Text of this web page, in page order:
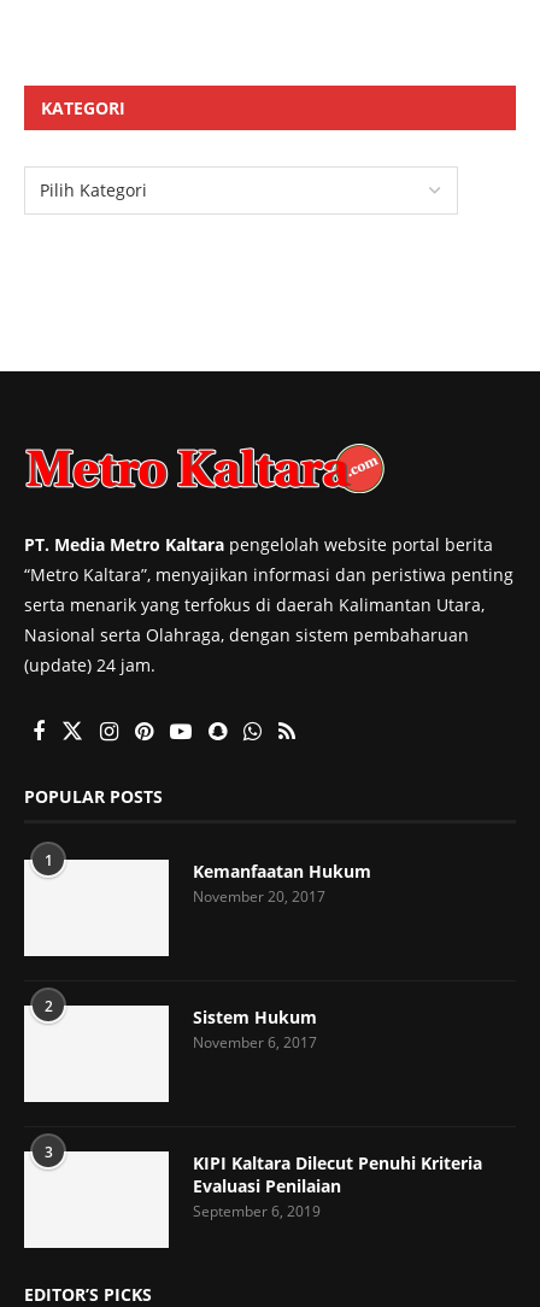
KATEGORI
PT. Media Metro Kaltara pengelolah website portal berita
“Metro Kaltara”, menyajikan informasi dan peristiwa penting
serta menarik yang terfokus di daerah Kalimantan Utara,
Nasional serta Olahraga, dengan sistem pembaharuan
(update) 24 jam.
POPULAR POSTS
1 Kemanfaatan Hukum
November 20, 2017
2 Sistem Hukum
November 6, 2017
3
KIPI Kaltara Dilecut Penuhi Kriteria
Evaluasi Penilaian
September 6, 2019
EDITOR’S PICKS